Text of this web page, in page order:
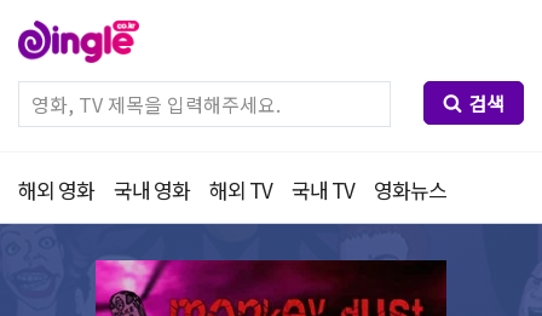
검색
해외 영화 국내 영화 해외 TV 국내 TV 영화뉴스